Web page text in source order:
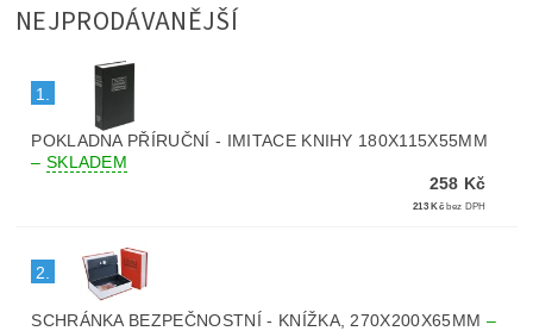
NEJPRODÁVANĚJŠÍ
1.
POKLADNA PŘÍRUČNÍ - IMITACE KNIHY 180X115X55MM
– SKLADEM
258 Kč
213 Kč bez DPH
2.
SCHRÁNKA BEZPEČNOSTNÍ - KNÍŽKA, 270X200X65MM –